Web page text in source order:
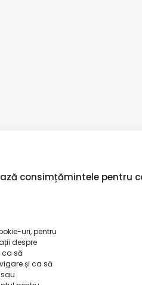
consimțămintele pentru
uri, pentru
despre
ca să
și ca să